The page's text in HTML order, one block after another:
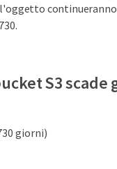
S3 scade
giorni)